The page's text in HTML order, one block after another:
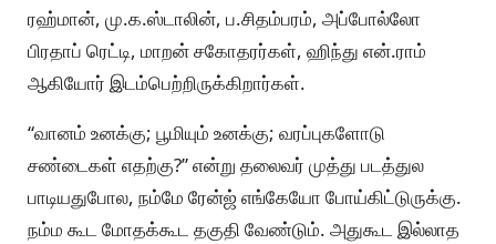
ரஹ்மான், மு.க.ஸ்டாலின், ப.சிதம்பரம், அப்போல்லோ
பிரதாப் ரெட்டி, மாறன் சகோதரர்கள், ஹிந்து என்.ராம்
ஆகியோர் இடம்பெற்றிருக்கிறார்கள்.
“வானம் உனக்கு; பூமியும் உனக்கு; வரப்புகளோடு
சண்டைகள் எதற்கு?” என்று தலைவர் முத்து படத்துல
பாடியதுபோல, நம்மே ரேன்ஜ் எங்கேயோ போய்கிட்டுருக்கு.
நம்ம கூட மோதக்கூட தகுதி வேண்டும். அதுகூட இல்லாத